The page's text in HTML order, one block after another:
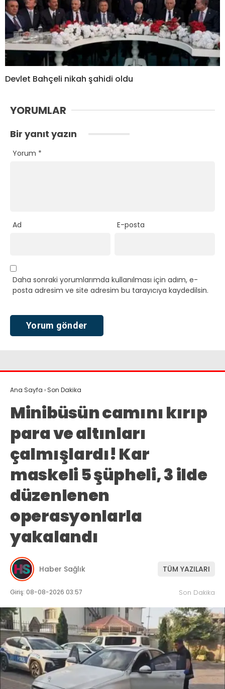
Devlet Bahçeli nikah şahidi oldu
YORUMLAR
Bir yanıt yazın
Yorum *
Ad E-posta
Daha sonraki yorumlarımda kullanılması için adım, e-
posta adresim ve site adresim bu tarayıcıya kaydedilsin.
Ana Sayfa › Son Dakika
Minibüsün camını kırıp
para ve altınları
çalmışlardı! Kar
maskeli 5 şüpheli, 3 ilde
düzenlenen
operasyonlarla
yakalandı
Haber Sağlık TÜM YAZILARI
Giriş: 08-08-2026 03:57 Son Dakika